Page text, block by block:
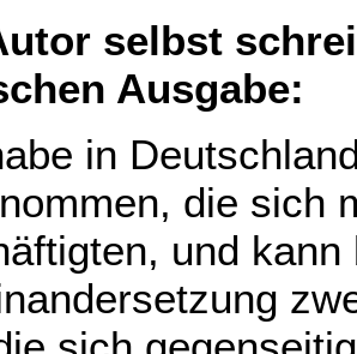
selbst
Ausgabe:
in
die sich
und